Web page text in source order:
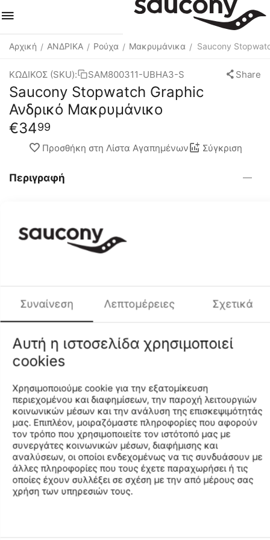
Αρχική / ΑΝΔΡΙΚΑ / Ρούχα / Μακρυμάνικα / Saucony
ΚΩΔΙΚΟΣ (SKU): SAM800311-UBHA3-S Share
Saucony Stopwatch Graphic
Ανδρικό Μακρυμάνικο
€3499
Προσθήκη στη Λίστα Αγαπημένων Σύγκριση
Περιγραφή
Νιώσε τόσο φρέσκος όσο φαίνεσαι με το
επανασχεδιασμένο Stopwatch Graphic Long Sleeve. Το
κύριο υλικό είναι φτιαγμένο από 100% ανακυκλωμένο
Χαρακτηριστικά & Οφέλη:
για να παραμένεις άνετος ακόμα και όταν η θερμοκρασία
ανεβαίνει
• Η διαπνοή είναι το κλειδί για την άνεση, και το νέο
Stopwatch σου επιτρέπει να κινείσαι ελεύθερα σε όλες τις
εποχές
• Το 100% ανακυκλωμένο πολυεστερικό κύριο υλικό
σημαίνει ότι δείχνεις υπέροχα κάνοντας μια καλύτερη
επιλογή για τον πλανήτη
Χαρακτηριστικά
Συναίνεση Λεπτομέρειες Σχετικά
Αυτή η ιστοσελίδα χρησιμοποιεί
cookies
Χρησιμοποιούμε cookie για την εξατομίκευση
περιεχομένου και διαφημίσεων, την παροχή λειτουργιών
κοινωνικών μέσων και την ανάλυση της επισκεψιμότητάς
μας. Επιπλέον, μοιραζόμαστε πληροφορίες που αφορούν
τον τρόπο που χρησιμοποιείτε τον ιστότοπό μας με
συνεργάτες κοινωνικών μέσων, διαφήμισης και
αναλύσεων, οι οποίοι ενδεχομένως να τις συνδυάσουν με
άλλες πληροφορίες που τους έχετε παραχωρήσει ή τις
οποίες έχουν συλλέξει σε σχέση με την από μέρους σας
χρήση των υπηρεσιών τους.